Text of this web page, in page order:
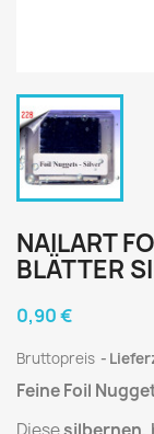
NAILART
BLÄTTER
0,90 €
Bruttopreis
Feine Foil